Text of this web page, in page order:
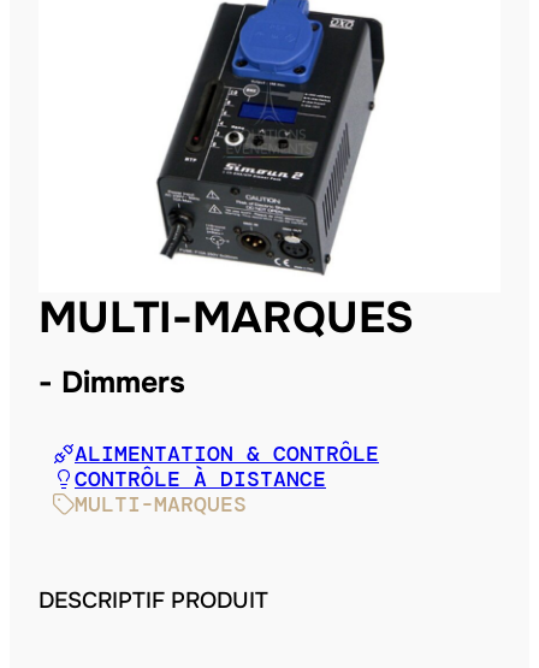
MULTI-MARQUES
Dimmers
ALIMENTATION & CONTRÔLE
CONTRÔLE À DISTANCE
MULTI-MARQUES
DESCRIPTIF PRODUIT